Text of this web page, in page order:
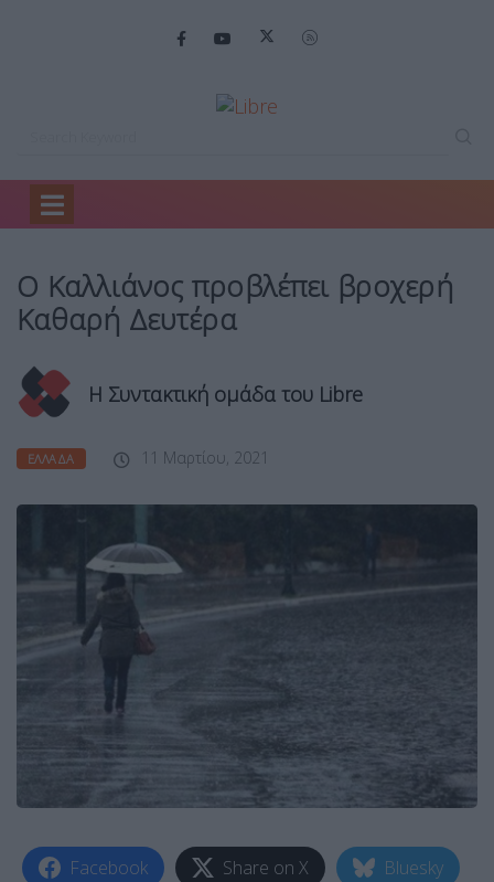
Home
O Kαλλιάνος προβλέπει βροχερή
Καθαρή Δευτέρα
Η Συντακτική ομάδα του Libre
ΕΛΛΆΔΑ 11 Μαρτίου, 2021
Facebook Share on X Bluesky